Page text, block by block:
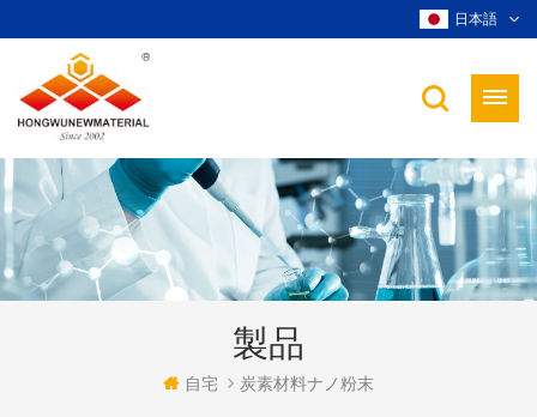
日本語
製品
自宅 炭素材料ナノ粉末